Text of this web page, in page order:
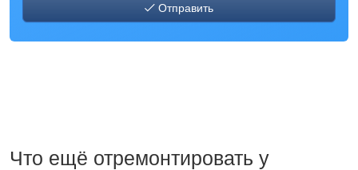
Отправить
Что ещё отремонтировать у